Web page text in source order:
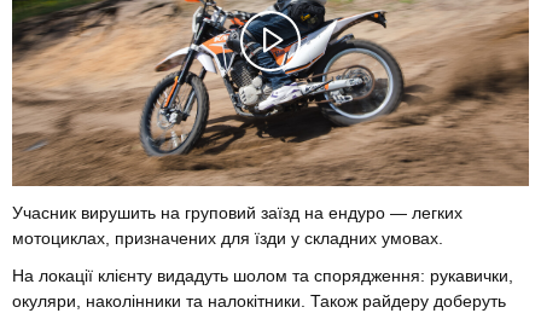
Учасник вирушить на груповий заїзд на ендуро — легких
мотоциклах, призначених для їзди у складних умовах.
На локації клієнту видадуть шолом та спорядження: рукавички,
окуляри, наколінники та налокітники. Також райдеру доберуть